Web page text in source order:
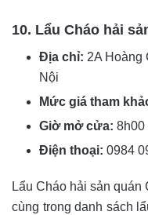
10. Lẩu Cháo hải
Địa chỉ: 2A Hoàng
Nội
Mức giá tham
Giờ mở cửa: 8h00
Điện thoại: 0984
Lẩu Cháo hải sản quán
cùng trong danh sách